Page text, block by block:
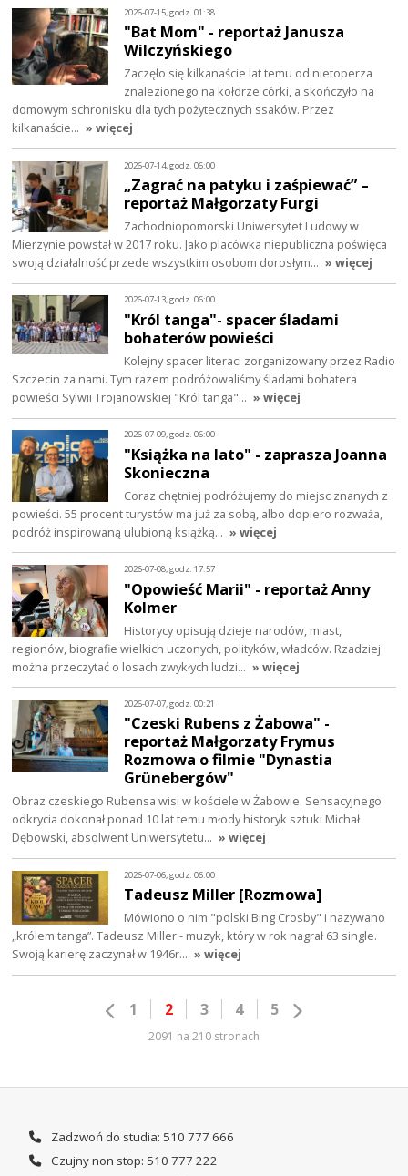
2026-07-15, godz. 01:38
"Bat Mom" - reportaż Janusza
Wilczyńskiego
Zaczęło się kilkanaście lat temu od nietoperza
znalezionego na kołdrze córki, a skończyło na
domowym schronisku dla tych pożytecznych ssaków. Przez
kilkanaście… » więcej
2026-07-14, godz. 06:00
„Zagrać na patyku i zaśpiewać” –
reportaż Małgorzaty Furgi
Zachodniopomorski Uniwersytet Ludowy w
Mierzynie powstał w 2017 roku. Jako placówka niepubliczna poświęca
swoją działalność przede wszystkim osobom dorosłym… » więcej
2026-07-13, godz. 06:00
"Król tanga"- spacer śladami
bohaterów powieści
Kolejny spacer literaci zorganizowany przez Radio
Szczecin za nami. Tym razem podróżowaliśmy śladami bohatera
powieści Sylwii Trojanowskiej "Król tanga"… » więcej
2026-07-09, godz. 06:00
"Książka na lato" - zaprasza Joanna
Skonieczna
Coraz chętniej podróżujemy do miejsc znanych z
powieści. 55 procent turystów ma już za sobą, albo dopiero rozważa,
podróż inspirowaną ulubioną książką… » więcej
2026-07-08, godz. 17:57
"Opowieść Marii" - reportaż Anny
Kolmer
Historycy opisują dzieje narodów, miast,
regionów, biografie wielkich uczonych, polityków, władców. Rzadziej
można przeczytać o losach zwykłych ludzi… » więcej
2026-07-07, godz. 00:21
"Czeski Rubens z Żabowa" -
reportaż Małgorzaty Frymus
Rozmowa o filmie "Dynastia
Grünebergów"
Obraz czeskiego Rubensa wisi w kościele w Żabowie. Sensacyjnego
odkrycia dokonał ponad 10 lat temu młody historyk sztuki Michał
Dębowski, absolwent Uniwersytetu… » więcej
2026-07-06, godz. 06:00
Tadeusz Miller [Rozmowa]
Mówiono o nim "polski Bing Crosby" i nazywano
„królem tanga”. Tadeusz Miller - muzyk, który w rok nagrał 63 single.
Swoją karierę zaczynał w 1946r… » więcej
1 2 3 4 5
2091 na 210 stronach
Zadzwoń do studia: 510 777 666
Czujny non stop: 510 777 222